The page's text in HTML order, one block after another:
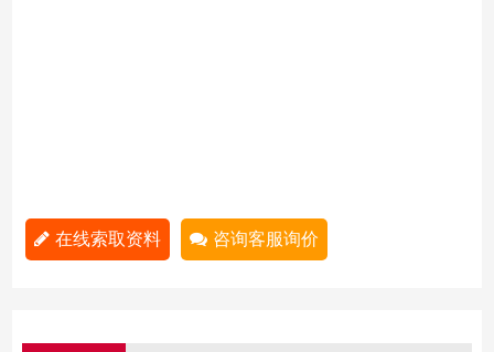
在线索取资料 咨询客服询价